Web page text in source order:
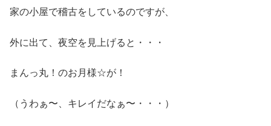
家の小屋で稽古をしているのですが、
外に出て、夜空を見上げると・・・
まんっ丸！のお月様☆が！
（うわぁ〜、キレイだなぁ〜・・・）